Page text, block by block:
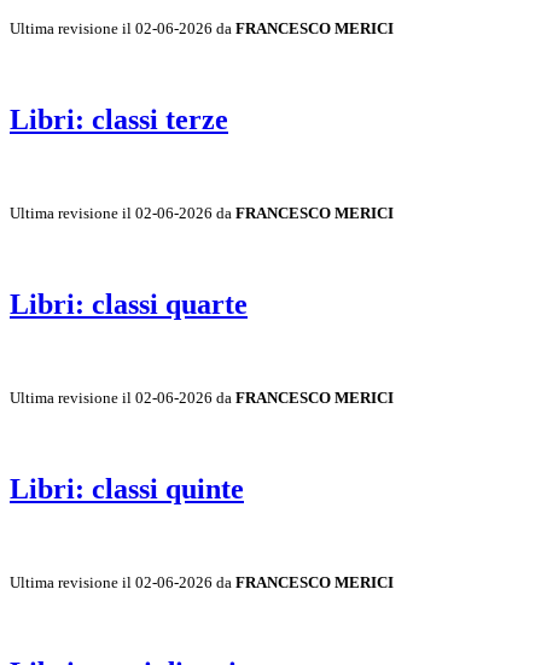
Ultima revisione il 02-06-2026 da FRANCESCO MERICI
Libri: classi terze
Ultima revisione il 02-06-2026 da FRANCESCO MERICI
Libri: classi quarte
Ultima revisione il 02-06-2026 da FRANCESCO MERICI
Libri: classi quinte
Ultima revisione il 02-06-2026 da FRANCESCO MERICI